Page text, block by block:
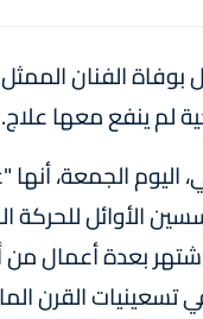
بوفاة الفنان
لم ينفع معها علاج.
اليوم الجمعة،
الأوائل للحركة
بعدة أعمال
تسعينيات القرن